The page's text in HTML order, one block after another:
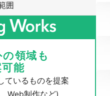
囲
領域も
能
ているものを提案
Web制作など)